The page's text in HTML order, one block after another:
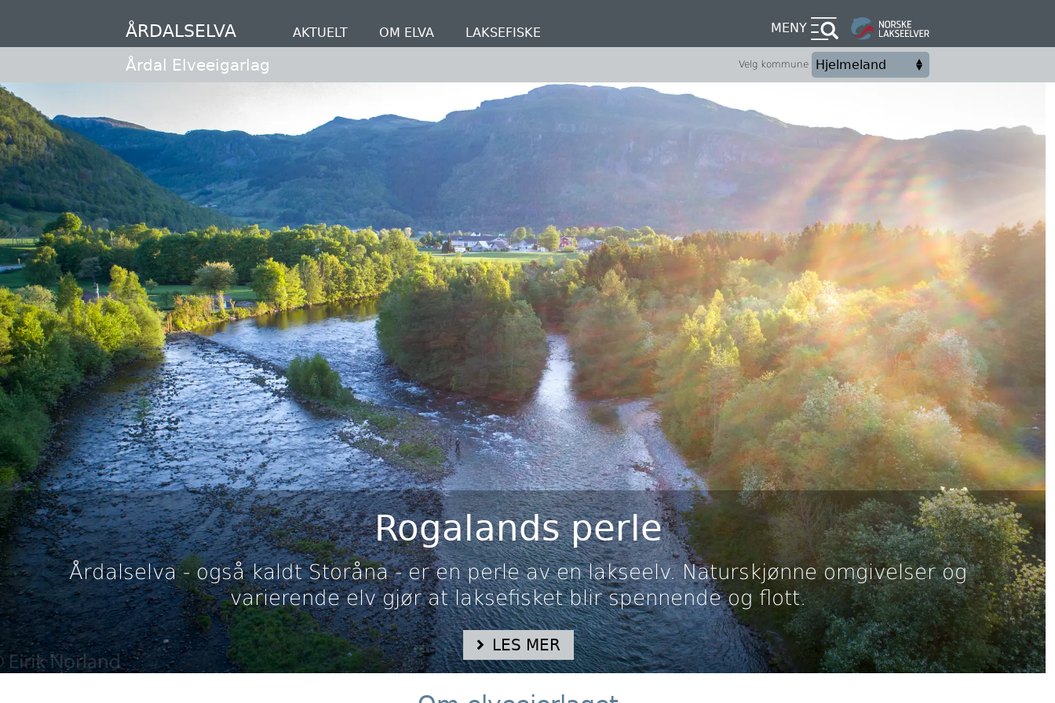
hovedinnhold
ÅRDALSELVA AKTUELT OM ELVA LAKSEFISKE MENY
Årdal Elveeigarlag Velg kommune
Rogalands perle
Årdalselva - også kaldt Storåna - er en perle av en lakseelv. Naturskjønne omgivelser og
varierende elv gjør at laksefisket blir spennende og flott.
LES MER